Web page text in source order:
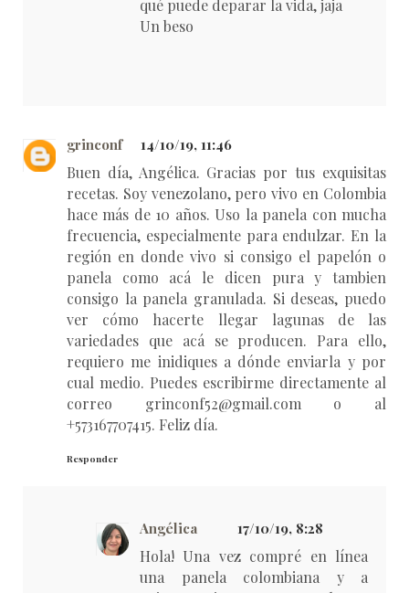
qué puede deparar la vida, jaja
Un beso
grinconf 14/10/19, 11:46
Buen día, Angélica. Gracias por tus exquisitas
recetas. Soy venezolano, pero vivo en Colombia
hace más de 10 años. Uso la panela con mucha
frecuencia, especialmente para endulzar. En la
región en donde vivo si consigo el papelón o
panela como acá le dicen pura y tambien
consigo la panela granulada. Si deseas, puedo
ver cómo hacerte llegar lagunas de las
variedades que acá se producen. Para ello,
requiero me inidiques a dónde enviarla y por
cual medio. Puedes escribirme directamente al
correo grinconf52@gmail.com o al
+573167707415. Feliz día.
Responder
Angélica 17/10/19, 8:28
Hola! Una vez compré en línea
una panela colombiana y a